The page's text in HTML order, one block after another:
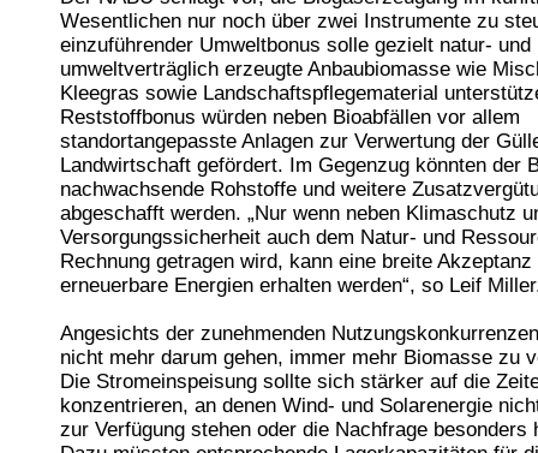
Wesentlichen nur noch über zwei Instrumente zu
einzuführender Umweltbonus solle gezielt natur- und
umweltverträglich erzeugte Anbaubiomasse wie
Kleegras sowie Landschaftspflegematerial
Reststoffbonus würden neben Bioabfällen vor allem
standortangepasste Anlagen zur Verwertung der
Landwirtschaft gefördert. Im Gegenzug könnten der
nachwachsende Rohstoffe und weitere
abgeschafft werden. „Nur wenn neben Klimaschutz
Versorgungssicherheit auch dem Natur- und
Rechnung getragen wird, kann eine breite Akzeptanz
erneuerbare Energien erhalten werden“, so Leif
Angesichts der zunehmenden
nicht mehr darum gehen, immer mehr Biomasse zu
Die Stromeinspeisung sollte sich stärker auf die
konzentrieren, an denen Wind- und Solarenergie
zur Verfügung stehen oder die Nachfrage besonders